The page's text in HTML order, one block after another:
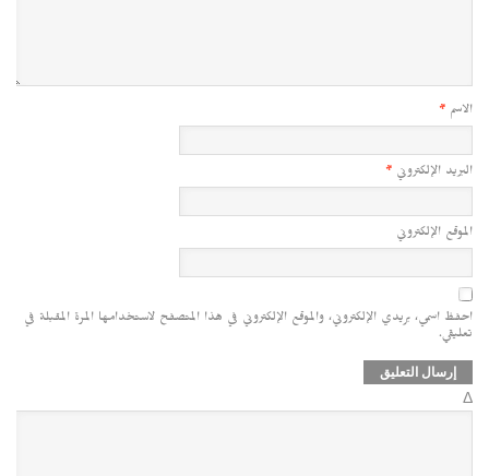
الاسم *
البريد الإلكتروني *
الموقع الإلكتروني
احفظ اسمي، بريدي الإلكتروني، والموقع الإلكتروني في هذا المتصفح لاستخدامها المرة المقبلة في
تعليقي.
Δ